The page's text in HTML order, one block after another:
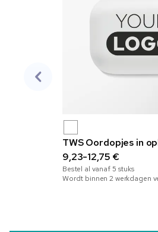
TWS Oordopjes in
9,23-12,75 €
Bestel al vanaf5 stuks
Wordt binnen 2 werkdagen